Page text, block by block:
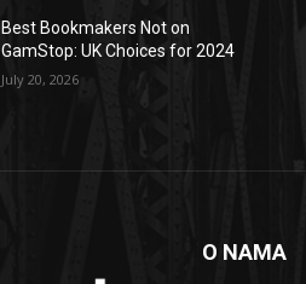
Best Bookmakers Not on
GamStop: UK Choices for 2024
July 20, 2026
O NAMA